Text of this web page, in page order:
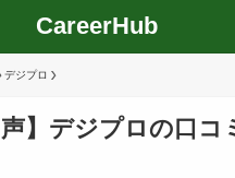
CareerHub
デジプロ
声】デジプロの口コ